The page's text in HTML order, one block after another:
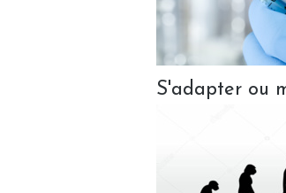
S'adapter ou